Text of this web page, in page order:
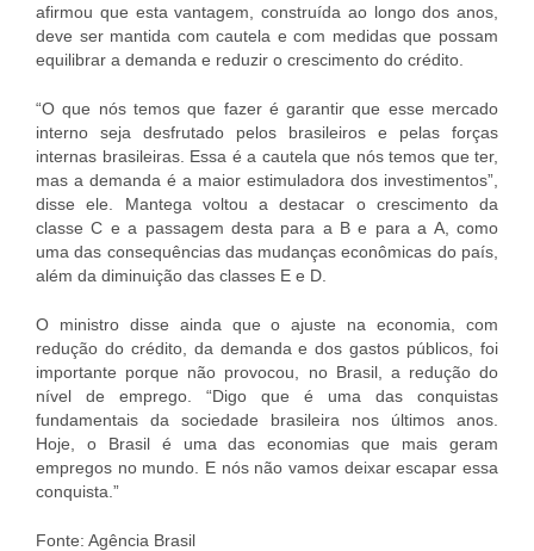
afirmou que esta vantagem, construída ao longo dos anos,
deve ser mantida com cautela e com medidas que possam
equilibrar a demanda e reduzir o crescimento do crédito.
“O que nós temos que fazer é garantir que esse mercado
interno seja desfrutado pelos brasileiros e pelas forças
internas brasileiras. Essa é a cautela que nós temos que ter,
mas a demanda é a maior estimuladora dos investimentos”,
disse ele. Mantega voltou a destacar o crescimento da
classe C e a passagem desta para a B e para a A, como
uma das consequências das mudanças econômicas do país,
além da diminuição das classes E e D.
O ministro disse ainda que o ajuste na economia, com
redução do crédito, da demanda e dos gastos públicos, foi
importante porque não provocou, no Brasil, a redução do
nível de emprego. “Digo que é uma das conquistas
fundamentais da sociedade brasileira nos últimos anos.
Hoje, o Brasil é uma das economias que mais geram
empregos no mundo. E nós não vamos deixar escapar essa
conquista.”
Fonte: Agência Brasil